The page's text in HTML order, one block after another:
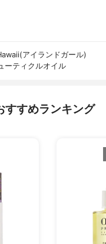
アイランドガール)
ーティクルオイル
すすめランキング